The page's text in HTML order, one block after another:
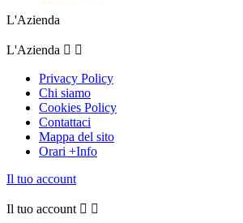
L'Azienda
L'Azienda  
Privacy Policy
Chi siamo
Cookies Policy
Contattaci
Mappa del sito
Orari +Info
Il tuo account
Il tuo account  